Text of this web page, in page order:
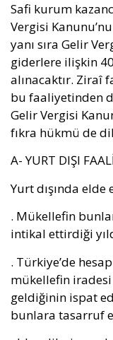
Safi kurum
Vergisi
yanı sıra Gelir
giderlere ilişkin
alınacaktır. Ziraî
bu faaliyetinden
Gelir Vergisi
fıkra hükmü de
A- YURT DIŞI
Yurt dışında
. Mükellefin
intikal ettirdiği
. Türkiye’de
mükellefin iradesi
geldiğinin ispat
bunlara tasarruf